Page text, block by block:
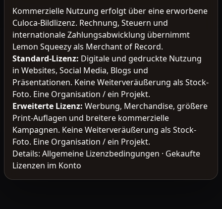
Kommerzielle Nutzung erfolgt über eine erworbene
Culoca-Bildlizenz. Rechnung, Steuern und
internationale Zahlungsabwicklung übernimmt
Lemon Squeezy als Merchant of Record.
Standard-Lizenz: Digitale und gedruckte Nutzung
in Websites, Social Media, Blogs und
Präsentationen. Keine Weiterveräußerung als Stock-
Foto. Eine Organisation / ein Projekt.
Erweiterte Lizenz: Werbung, Merchandise, größere
Print-Auflagen und breitere kommerzielle
Kampagnen. Keine Weiterveräußerung als Stock-
Foto. Eine Organisation / ein Projekt.
Details: Allgemeine Lizenzbedingungen · Gekaufte
Lizenzen im Konto